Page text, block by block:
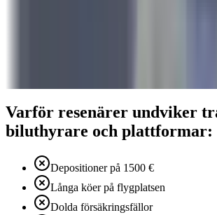
Varför resenärer undviker
biluthyrare och plattformar:
Depositioner på 1500 €
Långa köer på flygplatsen
Dolda försäkringsfällor